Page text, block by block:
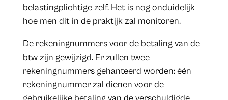
belastingplichtige zelf. Het is nog onduidelijk
hoe men dit in de praktijk zal monitoren.
De rekeningnummers voor de betaling van de
btw zijn gewijzigd. Er zullen twee
rekeningnummers gehanteerd worden: één
rekeningnummer zal dienen voor de